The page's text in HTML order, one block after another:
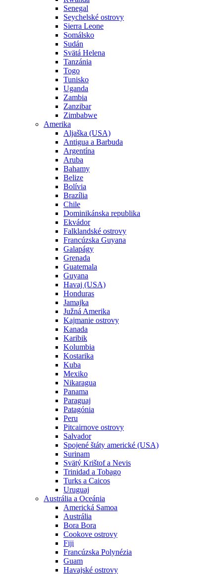
Senegal
Seychelské ostrovy
Sierra Leone
Somálsko
Sudán
Svätá Helena
Tanzánia
Togo
Tunisko
Uganda
Zambia
Zanzibar
Zimbabwe
Amerika
Aljaška (USA)
Antigua a Barbuda
Argentína
Aruba
Bahamy
Belize
Bolívia
Brazília
Chile
Dominikánska republika
Ekvádor
Falklandské ostrovy
Francúzska Guyana
Galapágy
Grenada
Guatemala
Guyana
Havaj (USA)
Honduras
Jamajka
Južná Amerika
Kajmanie ostrovy
Kanada
Karibik
Kolumbia
Kostarika
Kuba
Mexiko
Nikaragua
Panama
Paraguaj
Patagónia
Peru
Pitcairnove ostrovy
Salvador
Spojené štáty americké (USA)
Surinam
Svätý Krištof a Nevis
Trinidad a Tobago
Turks a Caicos
Uruguaj
Austrália a Oceánia
Americká Samoa
Austrália
Bora Bora
Cookove ostrovy
Fiji
Francúzska Polynézia
Guam
Havajské ostrovy